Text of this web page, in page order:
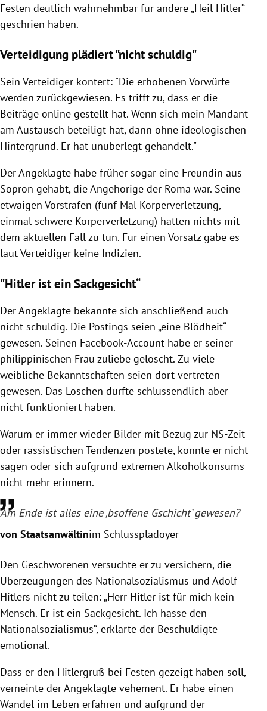
Festen deutlich wahrnehmbar für andere „Heil Hitler“
geschrien haben.
Verteidigung plädiert "nicht schuldig"
Sein Verteidiger kontert: "Die erhobenen Vorwürfe
werden zurückgewiesen. Es trifft zu, dass er die
Beiträge online gestellt hat. Wenn sich mein Mandant
am Austausch beteiligt hat, dann ohne ideologischen
Hintergrund. Er hat unüberlegt gehandelt."
Der Angeklagte habe früher sogar eine Freundin aus
Sopron gehabt, die Angehörige der Roma war. Seine
etwaigen Vorstrafen (fünf Mal Körperverletzung,
einmal schwere Körperverletzung) hätten nichts mit
dem aktuellen Fall zu tun. Für einen Vorsatz gäbe es
laut Verteidiger keine Indizien.
"Hitler ist ein Sackgesicht“
Der Angeklagte bekannte sich anschließend auch
nicht schuldig. Die Postings seien „eine Blödheit“
gewesen. Seinen Facebook-Account habe er seiner
philippinischen Frau zuliebe gelöscht. Zu viele
weibliche Bekanntschaften seien dort vertreten
gewesen. Das Löschen dürfte schlussendlich aber
nicht funktioniert haben.
Warum er immer wieder Bilder mit Bezug zur NS-Zeit
oder rassistischen Tendenzen postete, konnte er nicht
sagen oder sich aufgrund extremen Alkoholkonsums
nicht mehr erinnern.
Am Ende ist alles eine ‚bsoffene Gschicht’ gewesen?
von Staatsanwältinim Schlussplädoyer
Den Geschworenen versuchte er zu versichern, die
Überzeugungen des Nationalsozialismus und Adolf
Hitlers nicht zu teilen: „Herr Hitler ist für mich kein
Mensch. Er ist ein Sackgesicht. Ich hasse den
Nationalsozialismus“, erklärte der Beschuldigte
emotional.
Dass er den Hitlergruß bei Festen gezeigt haben soll,
verneinte der Angeklagte vehement. Er habe einen
Wandel im Leben erfahren und aufgrund der